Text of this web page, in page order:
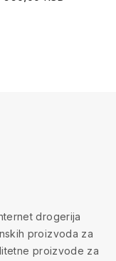
drogerija
proizvoda za
proizvode za